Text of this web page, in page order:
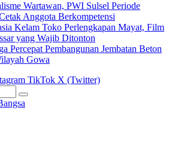
Wartawan, PWI Sulsel Periode
Anggota Berkompetensi
Kelam Toko Perlengkapan Mayat, Film
yang Wajib Ditonton
Percepat Pembangunan Jembatan Beton
Gowa
TikTok X (Twitter)